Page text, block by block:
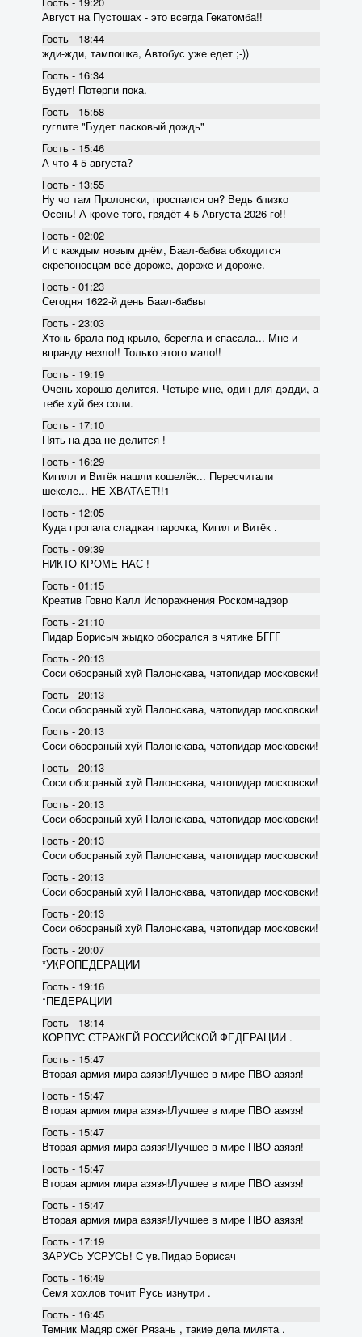
Август на Пустошах - это всегда Гекатомба!!
Гость - 18:44
жди-жди, тампошка, Автобус уже едет ;-))
Гость - 16:34
Будет! Потерпи пока.
Гость - 15:58
гуглите "Будет ласковый дождь"
Гость - 15:46
А что 4-5 августа?
Гость - 13:55
Ну чо там Пролонски, проспался он? Ведь близко
Осень! А кроме того, грядёт 4-5 Августа 2026-го!!
Гость - 02:02
И с каждым новым днём, Баал-бабва обходится
скрепоносцам всё дороже, дороже и дороже.
Гость - 01:23
Сегодня 1622-й день Баал-бабвы
Гость - 23:03
Хтонь брала под крыло, берегла и спасала... Мне и
вправду везло!! Только этого мало!!
Гость - 19:19
Очень хорошо делится. Четыре мне, один для дэдди, а
тебе хуй без соли.
Гость - 17:10
Пять на два не делится !
Гость - 16:29
Кигилл и Витёк нашли кошелёк... Пересчитали
шекеле... НЕ ХВАТАЕТ!!1
Гость - 12:05
Куда пропала сладкая парочка, Кигил и Витёк .
Гость - 09:39
НИКТО КРОМЕ НАС !
Гость - 01:15
Креатив Говно Калл Испоражнения Роскомнадзор
Гость - 21:10
Пидар Борисыч жыдко обосрался в чятике БГГГ
Гость - 20:13
Соси обосраный хуй Палонскава, чатопидар московски!
Гость - 20:13
Соси обосраный хуй Палонскава, чатопидар московски!
Гость - 20:13
Соси обосраный хуй Палонскава, чатопидар московски!
Гость - 20:13
Соси обосраный хуй Палонскава, чатопидар московски!
Гость - 20:13
Соси обосраный хуй Палонскава, чатопидар московски!
Гость - 20:13
Соси обосраный хуй Палонскава, чатопидар московски!
Гость - 20:13
Соси обосраный хуй Палонскава, чатопидар московски!
Гость - 20:13
Соси обосраный хуй Палонскава, чатопидар московски!
Гость - 20:07
*УКРОПЕДЕРАЦИИ
Гость - 19:16
*ПЕДЕРАЦИИ
Гость - 18:14
КОРПУС СТРАЖЕЙ РОССИЙСКОЙ ФЕДЕРАЦИИ .
Гость - 15:47
Вторая армия мира азязя!Лучшее в мире ПВО азязя!
Гость - 15:47
Вторая армия мира азязя!Лучшее в мире ПВО азязя!
Гость - 15:47
Вторая армия мира азязя!Лучшее в мире ПВО азязя!
Гость - 15:47
Вторая армия мира азязя!Лучшее в мире ПВО азязя!
Гость - 15:47
Вторая армия мира азязя!Лучшее в мире ПВО азязя!
Гость - 17:19
ЗАРУСЬ УСРУСЬ! С ув.Пидар Борисач
Гость - 16:49
Семя хохлов точит Русь изнутри .
Гость - 16:45
Темник Мадяр сжёг Рязань , такие дела милята .